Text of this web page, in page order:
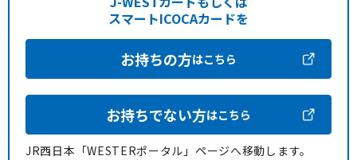
スマートICOCAカードを
お持ちの方はこちら
お持ちでない方はこちら
JR西日本「WESTERポータル」ページへ移動します。